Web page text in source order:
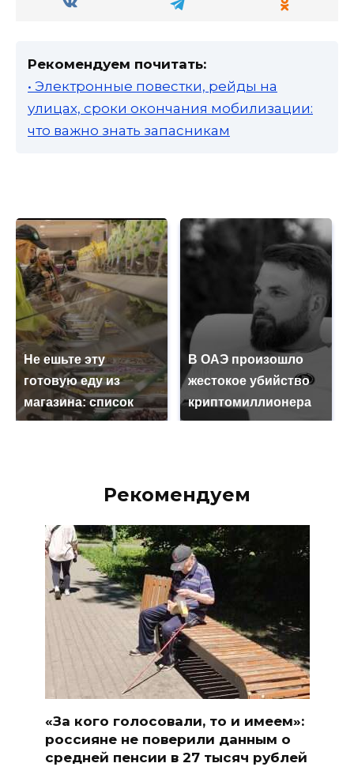
Рекомендуем почитать:
• Электронные повестки, рейды на
улицах, сроки окончания мобилизации:
что важно знать запасникам
Не ешьте эту
готовую еду из
магазина: список
В ОАЭ произошло
жестокое убийство
криптомиллионера
Рекомендуем
«За кого голосовали, то и имеем»:
россияне не поверили данным о
средней пенсии в 27 тысяч рублей